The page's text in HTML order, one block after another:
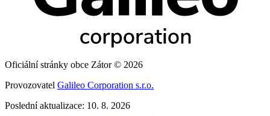
Oficiální stránky obce Zátor © 2026
Provozovatel Galileo Corporation s.r.o.
Poslední aktualizace: 10. 8. 2026